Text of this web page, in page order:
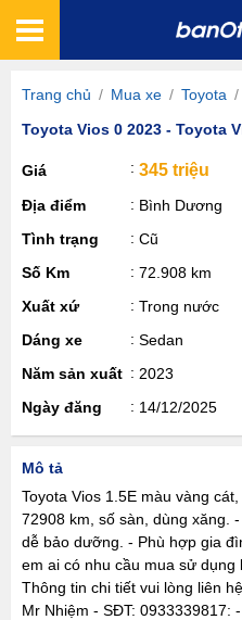
Trang chủ / Mua xe / Toyota /
Toyota Vios 0 2023 - Toyota
Giá 345 triệu
Địa điểm
Bình Dương
Tình trạng
Cũ
Số Km
72.908 km
Xuất xứ
Trong nước
Dáng xe
Sedan
Năm sản xuất
2023
Ngày đăng
14/12/2025
Mô tả
Toyota Vios 1.5E màu vàng
72908 km, số sàn, dùng xăng.
dễ bảo dưỡng. - Phù hợp gia
em ai có nhu cầu mua sử dụng
Thông tin chi tiết vui lòng liên
Mr Nhiệm - SĐT: 0933339817: